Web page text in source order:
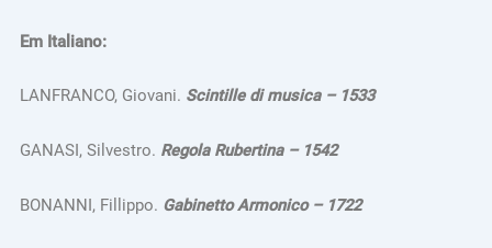
Em Italiano:
LANFRANCO, Giovani. Scintille di musica – 1533
GANASI, Silvestro. Regola Rubertina – 1542
BONANNI, Fillippo. Gabinetto Armonico – 1722